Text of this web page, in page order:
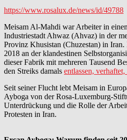
https://www.rosalux.de/news/id/49788
Meisam Al-Mahdi war Arbeiter in
Industriestadt Ahwaz (Ahvaz) in der
Provinz Khusistan (Chuzestan) in
2018 an der klandestinen
dieser Fabrik mit mehreren Tausend
den Streiks damals entlassen,
Seit seiner Flucht lebt Meisam in
Ayboga von der Rosa-Luxemburg-
Unterdrückung und die Rolle der
Protesten in Iran.